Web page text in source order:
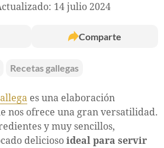
14 julio 2024
Comparte
Recetas gallegas
es una elaboración
nos ofrece una gran versatilidad.
y muy sencillos,
delicioso ideal para servir